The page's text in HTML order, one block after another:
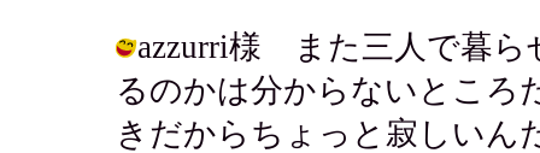
azzurri様 また三人で暮ら
るのかは分からないところ
きだからちょっと寂しいん